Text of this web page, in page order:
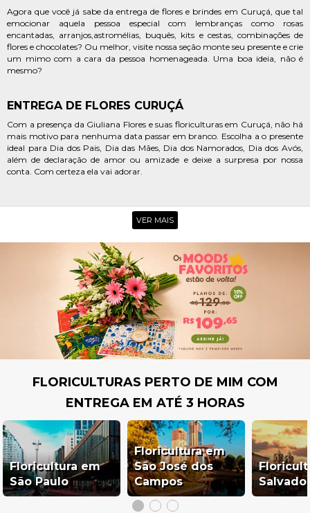
Agora que você já sabe da entrega de flores e brindes em Curuçá, que tal
emocionar aquela pessoa especial com lembranças como rosas
encantadas, arranjos,astromélias, buquês, kits e cestas, combinações de
flores e chocolates? Ou melhor, visite nossa seção monte seu presente e crie
um mimo com a cara da pessoa homenageada. Uma boa ideia, não é
mesmo?
ENTREGA DE FLORES CURUÇÁ
Com a presença da Giuliana Flores e suas floriculturas em Curuçá, não h
mais motivo para nenhuma data passar em branco. Escolha a o presente
ideal para Dia dos Pais, Dia das Mães, Dia dos Namorados, Dia dos Avós,
além de declaração de amor ou amizade e deixe a surpresa por nossa
conta. Com certeza ela vai adorar.
Foi surpreendida com um presente inesquecível? Registre, eternize e
Flores, presente nos momentos mais incríveis da sua vida!
FLORES E PRESENTES CURUÇÁ
A Giuliana Flores é a única floricultura online em Curuçá com um sistema
de entrega rápida. É isso mesmo! Visite nossas galerias de presentes,
escolha a flor ou o mimo que mais combina com a homenageada e
escreva um delicado cartão. Nós fazemos a entrega do presente escolhido
na data marcada ou em até 3 horas nos principais bairros de Curuçá.
Giuliana Flores, a floricultura online do jeito que você merece!
MACAPÁ SANTANA
OIAPOQUE MAZAGÃO
OUTRAS CIDADES
DO PARÁ
VER MAIS
FLORICULTURAS PERTO DE MIM COM
ENTREGA EM ATÉ 3 HORAS
Floricultura em
São Paulo
Floricultura em
São José dos
Campos